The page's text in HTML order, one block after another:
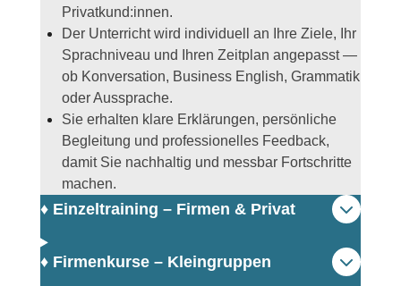
Privatkund:innen.
Der Unterricht wird individuell an Ihre Ziele, Ihr
Sprachniveau und Ihren Zeitplan angepasst —
ob Konversation, Business English, Grammatik
oder Aussprache.
Sie erhalten klare Erklärungen, persönliche
Begleitung und professionelles Feedback,
damit Sie nachhaltig und messbar Fortschritte
machen.
♦️ Einzeltraining – Firmen & Privat
♦️ Firmenkurse – Kleingruppen